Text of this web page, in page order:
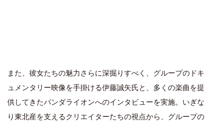
また、彼女たちの魅力さらに深掘りすべく、グループのドキ
ュメンタリー映像を手掛ける伊藤誠矢氏と、多くの楽曲を提
供してきたパンダライオンへのインタビューを実施。いぎな
り東北産を支えるクリエイターたちの視点から、グループの